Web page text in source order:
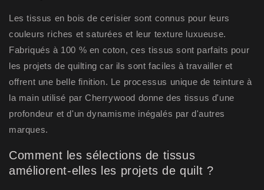
Les tissus en bois de cerisier sont connus pour leurs
couleurs riches et saturées et leur texture luxueuse.
Fabriqués à 100 % en coton, ces tissus sont parfaits pour
les projets de quilting car ils sont faciles à travailler et
offrent une belle finition. Le processus unique de teinture à
la main utilisé par Cherrywood donne des tissus d'une
profondeur et d'un dynamisme inégalés par d'autres
marques.
Comment les sélections de tissus
améliorent-elles les projets de quilt ?